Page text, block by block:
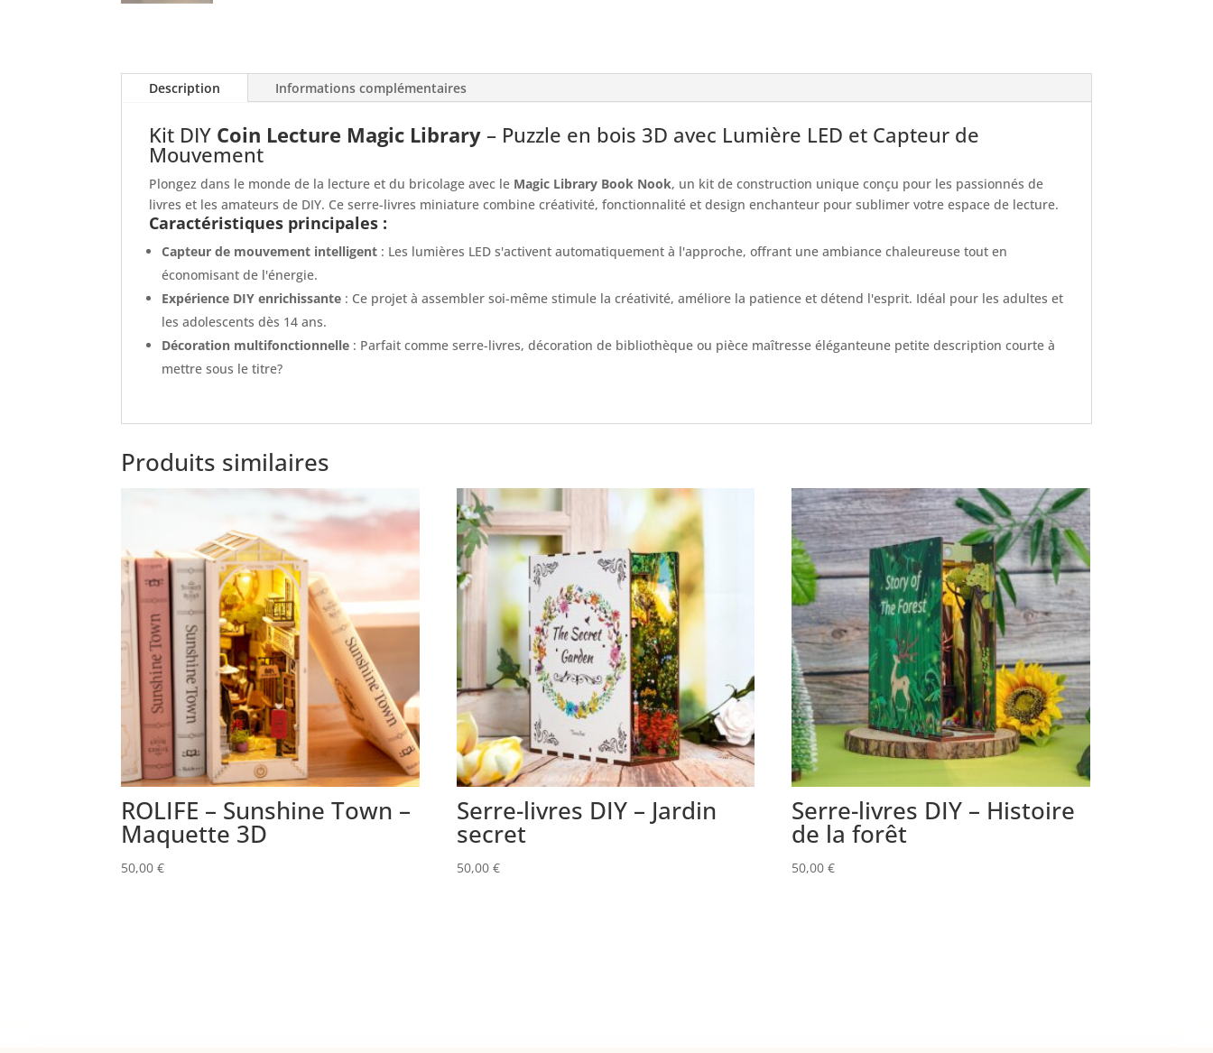
Description Informations complémentaires
Kit DIY Coin Lecture Magic Library – Puzzle en bois 3D avec Lumière LED et Capteur de
Mouvement
Plongez dans le monde de la lecture et du bricolage avec le Magic Library Book Nook, un kit de construction unique conçu pour les passionnés de
livres et les amateurs de DIY. Ce serre-livres miniature combine créativité, fonctionnalité et design enchanteur pour sublimer votre espace de lecture.
Caractéristiques principales :
Capteur de mouvement intelligent : Les lumières LED s'activent automatiquement à l'approche, offrant une ambiance chaleureuse tout en
économisant de l'énergie.
Expérience DIY enrichissante : Ce projet à assembler soi-même stimule la créativité, améliore la patience et détend l'esprit. Idéal pour les adultes et
les adolescents dès 14 ans.
Décoration multifonctionnelle : Parfait comme serre-livres, décoration de bibliothèque ou pièce maîtresse éléganteune petite description courte à
mettre sous le titre?
Produits similaires
ROLIFE – Sunshine Town –
Maquette 3D
50,00€
Serre-livres DIY – Jardin
secret
50,00 €
Serre-livres DIY – Histoire
de la forêt
50,00€